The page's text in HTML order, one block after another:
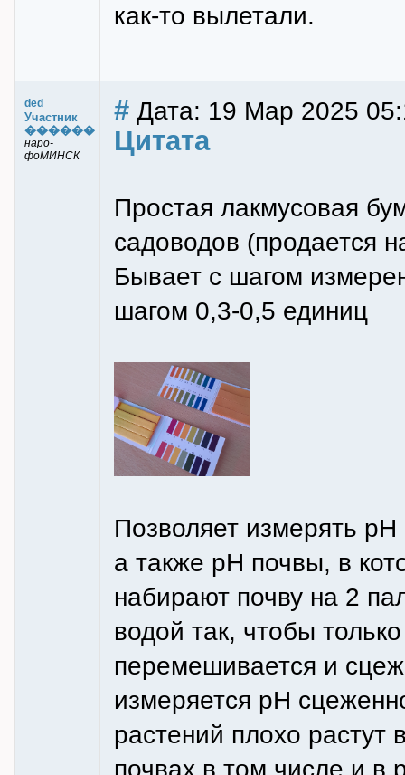
как-то вылетали.
ded
Участник
������
наро-
фоМИНСК
# Дата: 19 Мар 2025
Цитата
Простая лакмусовая
садоводов (продается
Бывает с шагом
шагом 0,3-0,5 единиц
Позволяет измерять
а также рН почвы, в
набирают почву на 2
водой так, чтобы
перемешивается и
измеряется рН
растений плохо
почвах в том числе и в